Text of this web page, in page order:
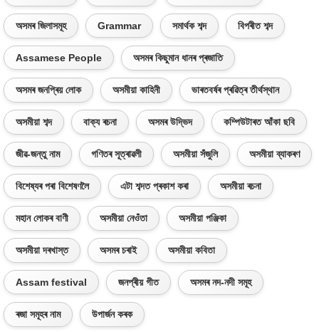
অসমৰ জিলাসমূহ Grammar সমাৰ্থক শব্দ বিপৰীত শব্দ
Assamese People অসমৰ কিছুমান ধানৰ প্ৰজাতি
অসমৰ জনপ্ৰিয় লোক অসমীয়া কাহিনী ভাৰতবৰ্ষৰ প্ৰৱিত্ৰ তীৰ্থস্থান
অসমীয়া শব্দ বাক্য ৰচনা অসমৰ উদ্ভিদ কম্পিউটাৰত আঁকা ছবি
জীৱ-জন্তু নাম গণিতৰ সূত্ৰাৱলী অসমীয়া সঁজুলি অসমীয়া ব্যাকৰণ
বিশেষ্যৰ পৰা বিশেষণলৈ এটা শব্দত প্ৰকাশ কৰা অসমীয়া ৰচনা
মহান লোকৰ বাণী অসমীয়া নেওঁতা অসমীয়া পঞ্জিকা
অসমীয়া দৰখাস্ত অসমৰ চৰাই অসমীয়া কবিতা
Assam festival জনপ্ৰীয় গীত অসমৰ নদ-নদী সমূহ
ৰজা সমূহৰ নাম উপাৰ্জন কৰক